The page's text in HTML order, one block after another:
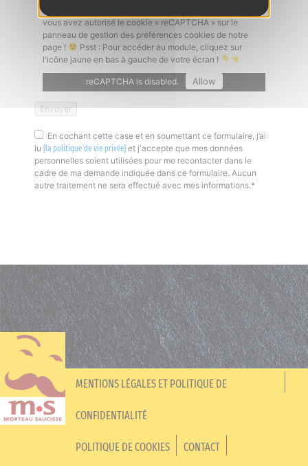
Un problème à l'envoi de votre candidature ? Vérifiez que
vous avez autorisé le cookie « reCAPTCHA » sur le
panneau de gestion des préférences cookies de notre
page !
Psst : Pour accéder au module, cliquez sur
l'icône jaune en bas à gauche de votre écran !
reCAPTCHA is disabled. Allow
En cochant cette case et en soumettant ce formulaire, j’ai
lu
[la politique de vie privée] et j'accepte que mes données
personnelles soient utilisées pour me recontacter dans le
cadre de ma demande indiquée dans ce formulaire. Aucun
autre traitement ne sera effectué avec mes informations.*
MENTIONS LÉGALES ET POLITIQUE DE
CONFIDENTIALITÉ
POLITIQUE DE COOKIES CONTACT